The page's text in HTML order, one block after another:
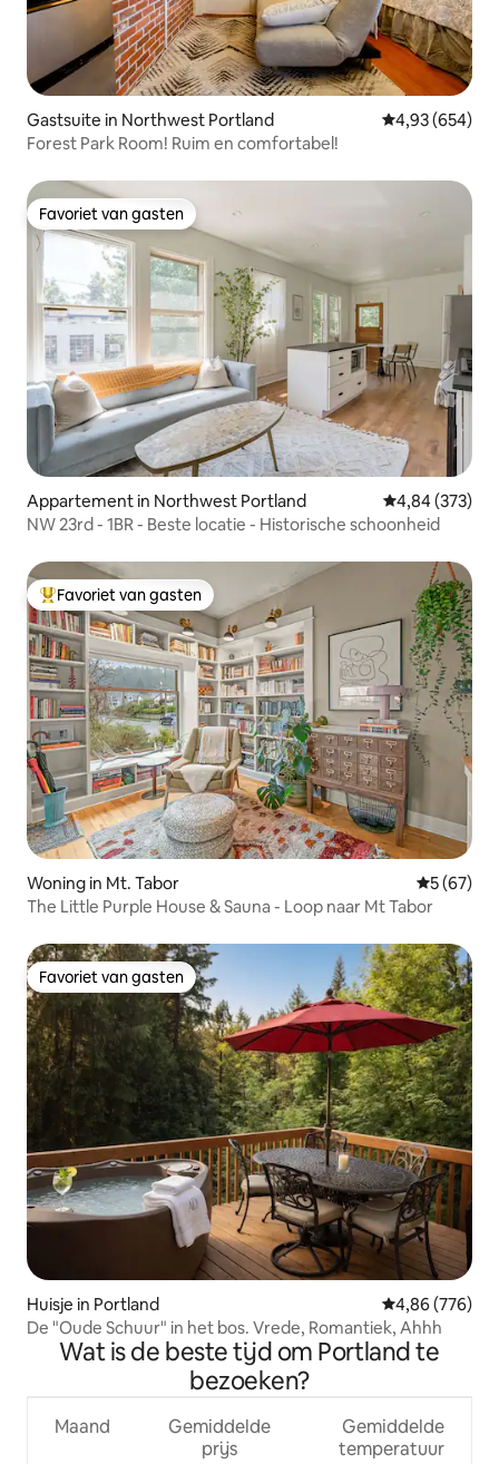
Gastsuite in Northwest Portland Gemiddelde
4,93 (654)
Forest Park Room! Ruim en comfortabel!
Favoriet van gasten
Favoriet van gasten
Appartement in Northwest Portland Gemiddelde
4,84 (373)
NW 23rd - 1BR - Beste locatie - Historische schoonheid
Topfavoriet van gasten
Favoriet van gasten
Woning in Mt. Tabor
5 (67)
The Little Purple House & Sauna - Loop naar Mt Tabor
Favoriet van gasten
Favoriet van gasten
Huisje in Portland Gemiddelde
4,86 (776)
De "Oude Schuur" in het bos. Vrede, Romantiek, Ahhh
Wat is de beste tijd om Portland te
bezoeken?
Maand
Gemiddelde
prijs
Gemiddelde
temperatuur